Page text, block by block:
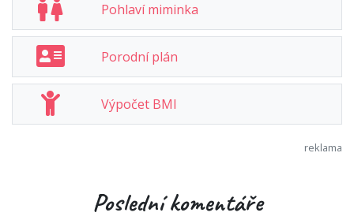
Pohlaví miminka
Porodní plán
Výpočet BMI
Poslední komentáře